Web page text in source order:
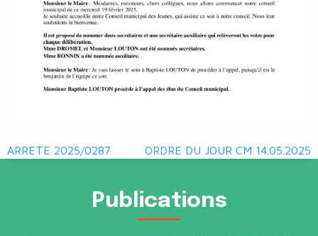
Navigation
ARRETE 2025/0287 ORDRE DU JOUR CM 14.05.2025
Publications